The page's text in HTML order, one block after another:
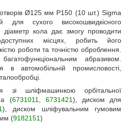
Ø125 мм P150 (10 шт.) Sigma
для сухого високошвидкісного
кола дає змогу проводити
місцях, робить його
роботи та точністю оброблення.
абразивом.
в автомобільній промисловості,
зі шліфмашинкою орбітальної
(6731011 6731421), диском для
), диском шліфувальним гумовим
(9182151)